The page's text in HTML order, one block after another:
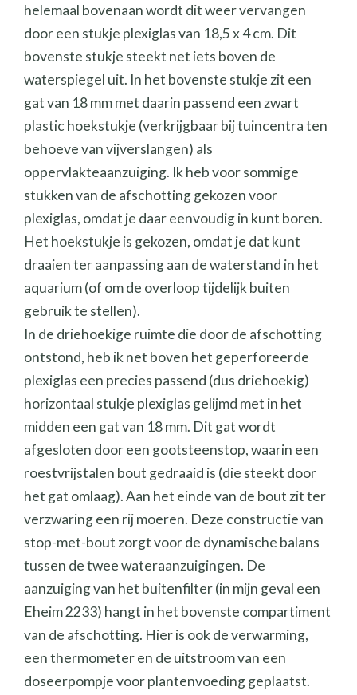
helemaal bovenaan wordt dit weer vervangen
door een stukje plexiglas van 18,5 x 4 cm. Dit
bovenste stukje steekt net iets boven de
waterspiegel uit. In het bovenste stukje zit een
gat van 18 mm met daarin passend een zwart
plastic hoekstukje (verkrijgbaar bij tuincentra ten
behoeve van vijverslangen) als
oppervlakteaanzuiging. Ik heb voor sommige
stukken van de afschotting gekozen voor
plexiglas, omdat je daar eenvoudig in kunt boren.
Het hoekstukje is gekozen, omdat je dat kunt
draaien ter aanpassing aan de waterstand in het
aquarium (of om de overloop tijdelijk buiten
gebruik te stellen).
In de driehoekige ruimte die door de afschotting
ontstond, heb ik net boven het geperforeerde
plexiglas een precies passend (dus driehoekig)
horizontaal stukje plexiglas gelijmd met in het
midden een gat van 18 mm. Dit gat wordt
afgesloten door een gootsteenstop, waarin een
roestvrijstalen bout gedraaid is (die steekt door
het gat omlaag). Aan het einde van de bout zit ter
verzwaring een rij moeren. Deze constructie van
stop-met-bout zorgt voor de dynamische balans
tussen de twee wateraanzuigingen. De
aanzuiging van het buitenfilter (in mijn geval een
Eheim 2233) hangt in het bovenste compartiment
van de afschotting. Hier is ook de verwarming,
een thermometer en de uitstroom van een
doseerpompje voor plantenvoeding geplaatst.